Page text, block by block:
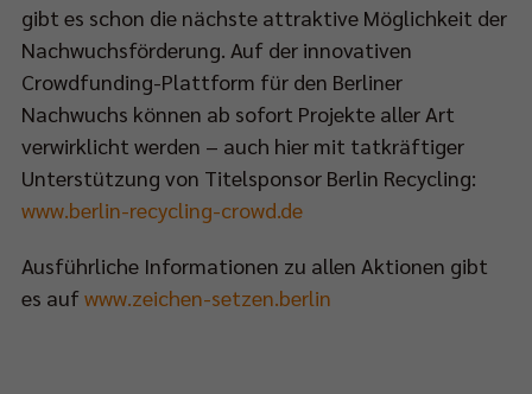
gibt es schon die nächste attraktive Möglichkeit der
Nachwuchsförderung. Auf der innovativen
Crowdfunding-Plattform für den Berliner
Nachwuchs können ab sofort Projekte aller Art
verwirklicht werden – auch hier mit tatkräftiger
Unterstützung von Titelsponsor Berlin Recycling:
www.berlin-recycling-crowd.de
Ausführliche Informationen zu allen Aktionen gibt
es auf www.zeichen-setzen.berlin